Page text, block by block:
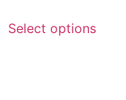
Select options